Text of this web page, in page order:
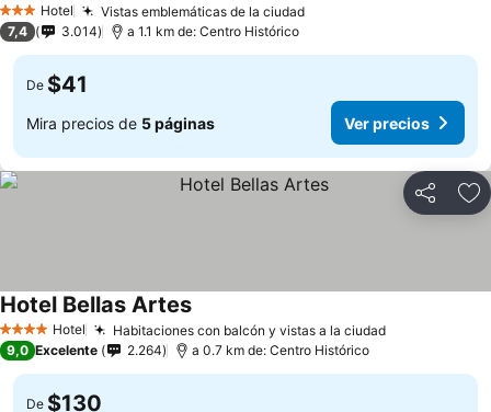
3 Estrellas
Hotel Vistas emblemáticas de la ciudad
7,4 3.014 a 1.1 km de: Centro Histórico
De $41
Mira precios de 5 páginas Ver precios
Compartir
4 EstrellasHotel Habitaciones con balcón y vistas a la ciudad
Hotel Bellas Artes
9,0 Excelente 2.264 a 0.7 km de: Centro Histórico
De $130